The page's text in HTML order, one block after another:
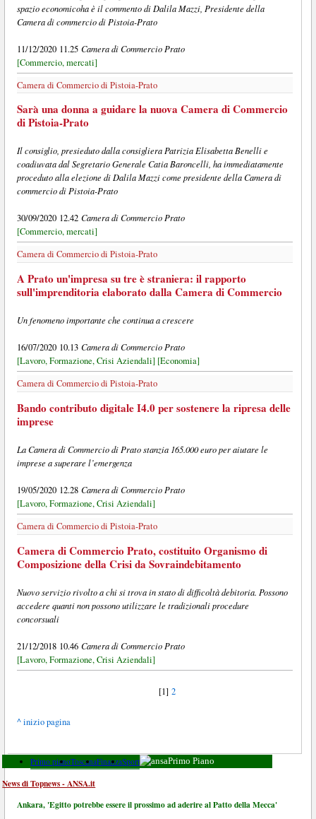
spazio economicoha è il commento di Dalila Mazzi, Presidente della
Camera di commercio di Pistoia-Prato
11/12/2020 11.25 Camera di Commercio Prato
[Commercio, mercati]
Camera di Commercio di Pistoia-Prato
Sarà una donna a guidare la nuova Camera di Commercio
di Pistoia-Prato
Il consiglio, presieduto dalla consigliera Patrizia Elisabetta Benelli e
coadiuvata dal Segretario Generale Catia Baroncelli, ha immediatamente
proceduto alla elezione di Dalila Mazzi come presidente della Camera di
commercio di Pistoia-Prato
30/09/2020 12.42 Camera di Commercio Prato
[Commercio, mercati]
Camera di Commercio di Pistoia-Prato
A Prato un'impresa su tre è straniera: il rapporto
sull'imprenditoria elaborato dalla Camera di Commercio
Un fenomeno importante che continua a crescere
16/07/2020 10.13 Camera di Commercio Prato
[Lavoro, Formazione, Crisi Aziendali] [Economia]
Camera di Commercio di Pistoia-Prato
Bando contributo digitale I4.0 per sostenere la ripresa delle
imprese
La Camera di Commercio di Prato stanzia 165.000 euro per aiutare le
imprese a superare l’emergenza
19/05/2020 12.28 Camera di Commercio Prato
[Lavoro, Formazione, Crisi Aziendali]
Camera di Commercio di Pistoia-Prato
Camera di Commercio Prato, costituito Organismo di
Composizione della Crisi da Sovraindebitamento
Nuovo servizio rivolto a chi si trova in stato di difficoltà debitoria. Possono
accedere quanti non possono utilizzare le tradizionali procedure
concorsuali
21/12/2018 10.46 Camera di Commercio Prato
[Lavoro, Formazione, Crisi Aziendali]
[1]2
^ inizio pagina
Primo pianoToscanaFinanzaSport Primo Piano
News di Topnews - ANSA.it
Ankara, 'Egitto potrebbe essere il prossimo ad aderire al Patto della Mecca'